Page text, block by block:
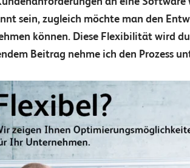
sein, zugleich möchte man den
können. Diese Flexibilität wird
Beitrag nehme ich den Prozess